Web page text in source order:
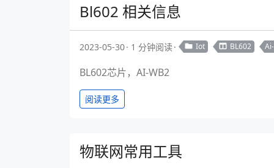
Bl602 相关信息
2023-05-30 1 分钟阅读 Iot BL602
BL602芯片，AI-WB2
阅读更多
物联网常用工具